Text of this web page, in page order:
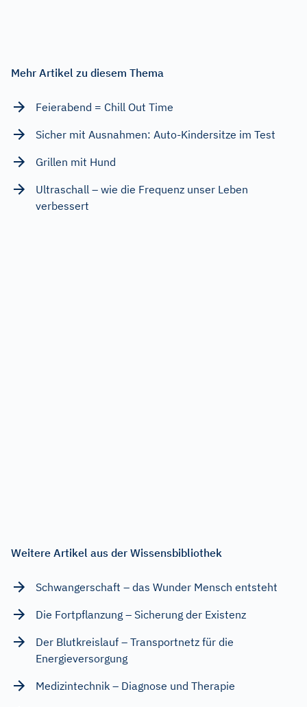
Mehr Artikel zu diesem Thema
Feierabend = Chill Out Time
Sicher mit Ausnahmen: Auto-Kindersitze im Test
Grillen mit Hund
Ultraschall – wie die Frequenz unser Leben
verbessert
Weitere Artikel aus der Wissensbibliothek
Schwangerschaft – das Wunder Mensch entsteht
Die Fortpflanzung – Sicherung der Existenz
Der Blutkreislauf – Transportnetz für die
Energieversorgung
Medizintechnik – Diagnose und Therapie